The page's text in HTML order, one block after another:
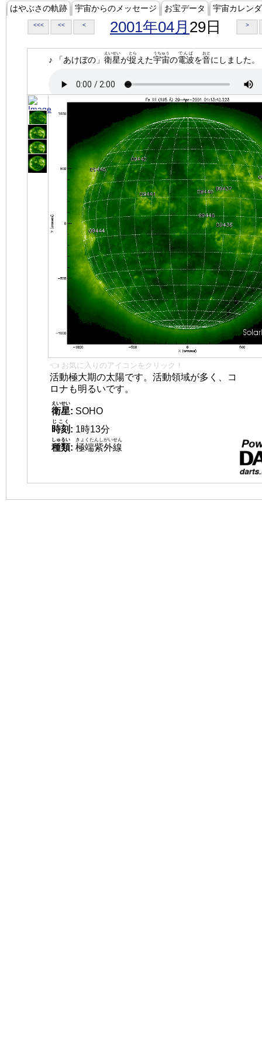
はやぶさの軌跡 宇宙からのメッセージ お宝データ 宇宙カレン
<<< << < 2001年04月 29日 >
♪ 「あけぼの」 衛星
えいせい
が捉
とら
えた宇宙
うちゅう
の電波
でんぱ
を音
おと
にしました。
👈 お気に入りのアイコンをクリック！
活動極大期の太陽です。活動領域が多く、コ
ロナも明るいです。
衛星
えいせい
: SOHO
時刻
じこく
: 1時13分
種類
しゅるい
: 極端紫外線
きょくたんしがいせん